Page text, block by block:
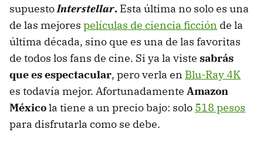
supuestoInterstellar. Esta última no solo es una
de las mejores películas de ciencia ficción de la
última década, sino que es una de las favoritas
de todos los fans de cine. Si ya la viste sabrás
que es espectacular, pero verla en Blu-Ray 4K
es todavía mejor. Afortunadamente Amazon
Méxicola tiene a un precio bajo: solo 518 pesos
para disfrutarla como se debe.